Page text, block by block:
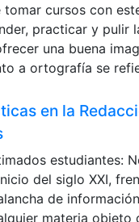
cursos con
practicar y pulir
una buena
a ortografía se
en la
estudiantes:
del siglo XXI,
de
materia objeto